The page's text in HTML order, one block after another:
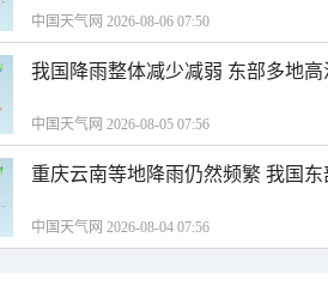
中国天气网 2026-08-06 07:50
我国降雨整体减少减弱 东部多地
中国天气网 2026-08-05 07:56
重庆云南等地降雨仍然频繁 我国
中国天气网 2026-08-04 07:56